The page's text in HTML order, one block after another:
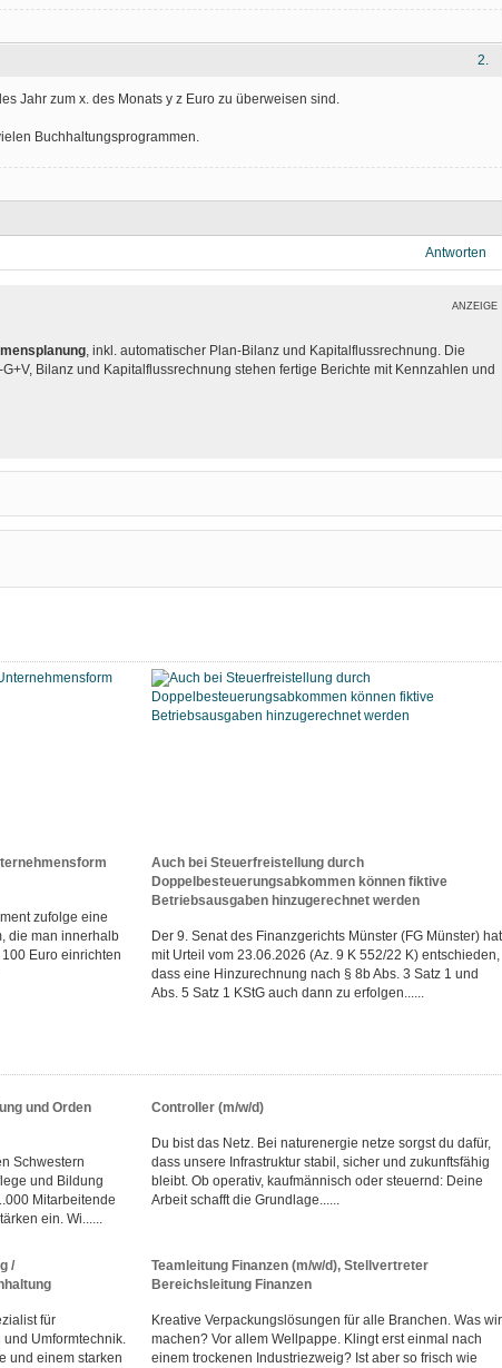
2.
Jahr zum x. des Monats y z Euro zu überweisen sind.
Buchhaltungsprogrammen.
Antworten
ANZEIGE
, inkl. automatischer Plan-Bilanz und Kapitalflussrechnung. Die
Bilanz und Kapitalflussrechnung stehen fertige Berichte mit Kennzahlen und
zufolge eine
die man innerhalb
Euro einrichten
Auch bei Steuerfreistellung durch
Doppelbesteuerungsabkommen können fiktive
Betriebsausgaben hinzugerechnet werden
Der 9. Senat des Finanzgerichts Münster (FG Münster) hat
mit Urteil vom 23.06.2026 (Az. 9 K 552/22 K) entschieden,
dass eine Hinzurechnung nach § 8b Abs. 3 Satz 1 und
Abs. 5 Satz 1 KStG auch dann zu erfolgen......
und Orden
Schwestern
und Bildung
Mitarbeitende
ein. Wi......
Controller (m/w/d)
Du bist das Netz. Bei naturenergie netze sorgst du dafür,
dass unsere Infrastruktur stabil, sicher und zukunftsfähig
bleibt. Ob operativ, kaufmännisch oder steuernd: Deine
Arbeit schafft die Grundlage......
/
für
Umformtechnik.
und einem starken
Teamleitung Finanzen (m/w/d), Stellvertreter
Bereichsleitung Finanzen
Kreative Verpackungslösungen für alle Branchen. Was wir
machen? Vor allem Wellpappe. Klingt erst einmal nach
einem trockenen Industriezweig? Ist aber so frisch wie